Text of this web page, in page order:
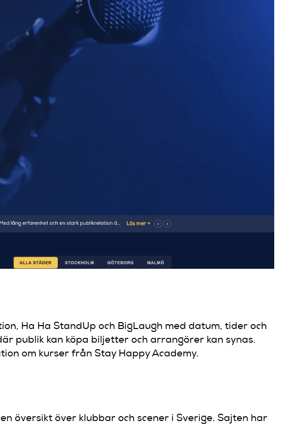
Ha Ha StandUp och BigLaugh med datum, tider och
publik kan köpa biljetter och arrangörer kan synas.
om kurser från Stay Happy Academy.
översikt över klubbar och scener i Sverige. Sajten har